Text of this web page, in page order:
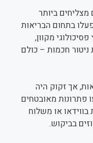
ביותר
בתחום הבריאות
מקוון,
חכמות – כולם
אך זקוק היה
פתרונות מאובטחים
או משלוח
בביקוש.